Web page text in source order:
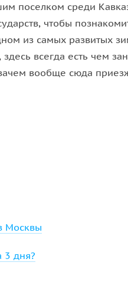
поселком среди
чтобы
из самых развитых
всегда есть чем
вообще сюда
Москвы
3 дня?